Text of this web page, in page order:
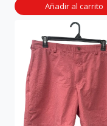
Añadir al carrito